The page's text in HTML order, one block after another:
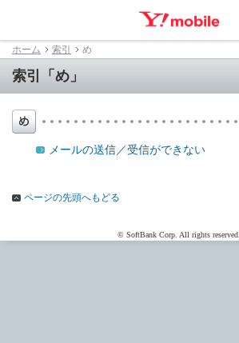
ホーム 索引 め
索引「め」
メールの送信／受信ができない
ページの先頭へもどる
© SoftBank Corp. All rights reserved.